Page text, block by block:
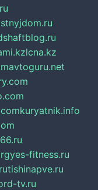
lcna.kz
avtoguru.net
kuryatnik.info
yes-fitness.ru
tishinapve.ru
tv.ru